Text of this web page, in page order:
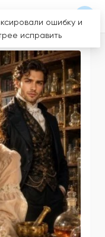
ошибку и
исправить